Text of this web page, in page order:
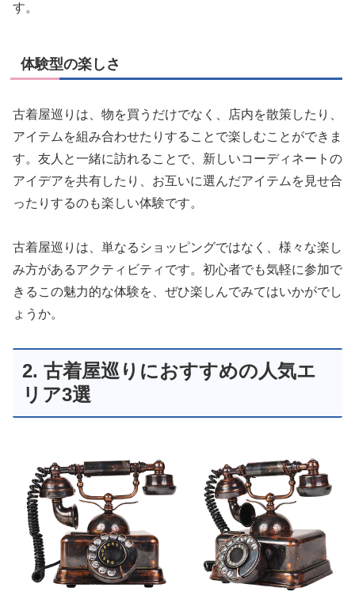
す。
体験型の楽しさ
古着屋巡りは、物を買うだけでなく、店内を散策したり、
アイテムを組み合わせたりすることで楽しむことができま
す。友人と一緒に訪れることで、新しいコーディネートの
アイデアを共有したり、お互いに選んだアイテムを見せ合
ったりするのも楽しい体験です。
古着屋巡りは、単なるショッピングではなく、様々な楽し
み方があるアクティビティです。初心者でも気軽に参加で
きるこの魅力的な体験を、ぜひ楽しんでみてはいかがでし
ょうか。
2. 古着屋巡りにおすすめの人気エ
リア3選